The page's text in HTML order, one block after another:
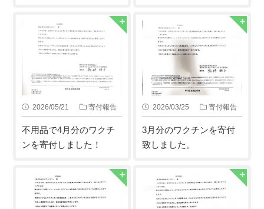
2026/05/21 寄付報告
不用品で4月分のワクチ
ンを寄付しました！
2026/03/25 寄付報告
3月分のワクチンを寄付
致しました。